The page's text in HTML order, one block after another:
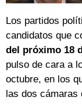
Los partidos
candidatos que
del próximo 18
pulso de cara a
octubre, en los
las dos cámaras